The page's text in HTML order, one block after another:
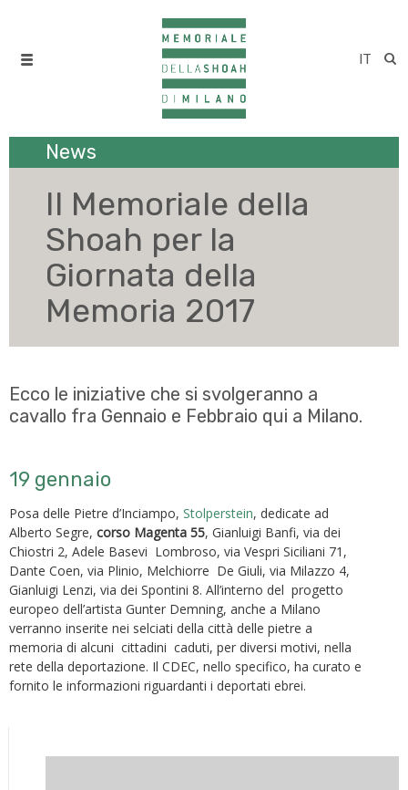
IT
News
Il Memoriale della
Shoah per la
Giornata della
Memoria 2017
Ecco le iniziative che si svolgeranno a
cavallo fra Gennaio e Febbraio qui a Milano.
19 gennaio
Posa delle Pietre d’Inciampo, Stolperstein, dedicate ad
Alberto Segre, corso Magenta 55, Gianluigi Banfi, via dei
Chiostri 2, Adele Basevi Lombroso, via Vespri Siciliani 71,
Dante Coen, via Plinio, Melchiorre De Giuli, via Milazzo 4,
Gianluigi Lenzi, via dei Spontini 8. All’interno del progetto
europeo dell’artista Gunter Demning, anche a Milano
verranno inserite nei selciati della città delle pietre a
memoria di alcuni cittadini caduti, per diversi motivi, nella
rete della deportazione. Il CDEC, nello specifico, ha curato e
fornito le informazioni riguardanti i deportati ebrei.